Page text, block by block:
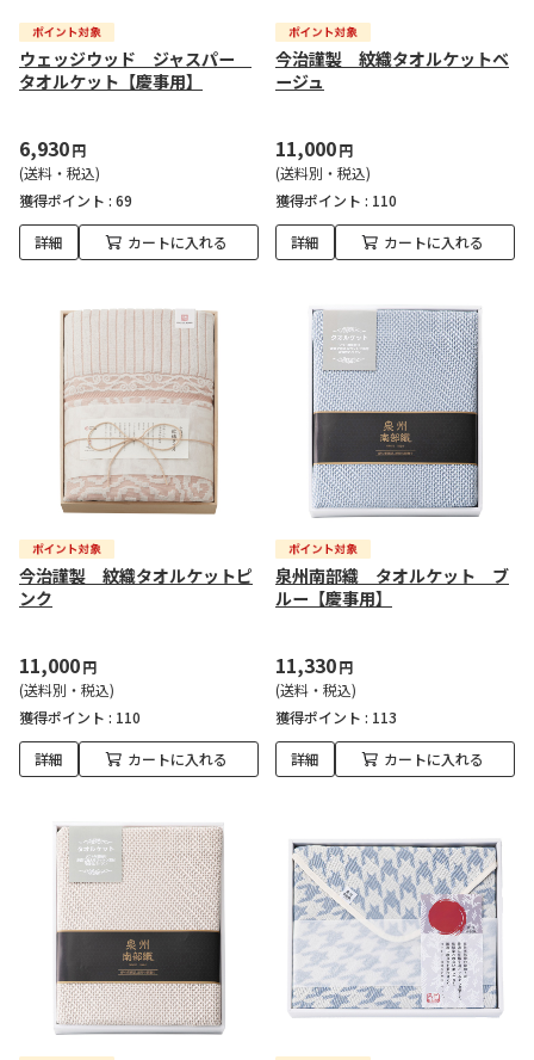
ウェッジウッド ジャスパー
タオルケット【慶事用】
6,930円
(送料・税込)
獲得ポイント : 69
詳細 カートに入れる
今治謹製 紋織タオルケットベ
ージュ
11,000円
(送料別・税込)
獲得ポイント : 110
詳細 カートに入れる
今治謹製 紋織タオルケットピ
ンク
11,000円
(送料別・税込)
獲得ポイント : 110
詳細 カートに入れる
泉州南部織 タオルケット ブ
ルー【慶事用】
11,330円
(送料・税込)
獲得ポイント : 113
詳細 カートに入れる